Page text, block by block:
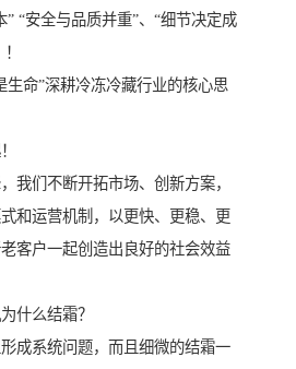
“安全与品质并重”、“细节决定成
生命”深耕冷冻冷藏行业的核心思
我们不断开拓市场、创新方案，
和运营机制，以更快、更稳、更
客户一起创造出良好的社会效益
什么结霜？
成系统问题，而且细微的结霜一